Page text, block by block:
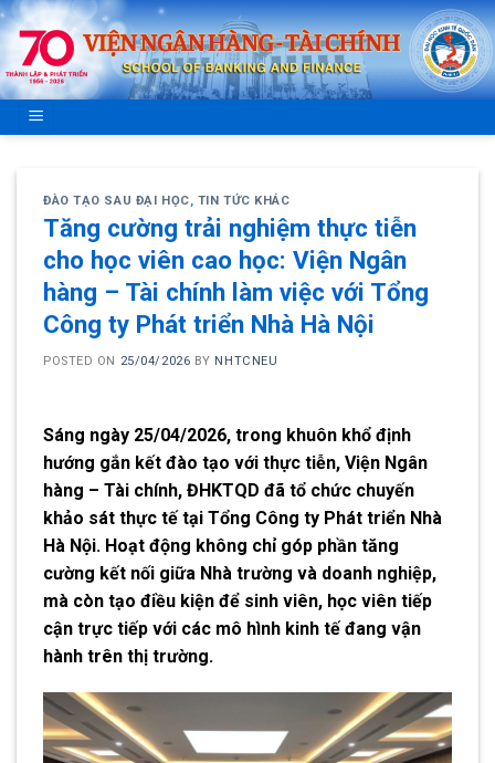
Skip
content
ĐÀO TẠO SAU ĐẠI HỌC, TIN TỨC KHÁC
Tăng cường trải nghiệm thực tiễn
cho học viên cao học: Viện Ngân
hàng – Tài chính làm việc với Tổng
Công ty Phát triển Nhà Hà Nội
POSTED ON 25/04/2026 BY NHTCNEU
Sáng ngày 25/04/2026, trong khuôn khổ định
hướng gắn kết đào tạo với thực tiễn, Viện Ngân
hàng – Tài chính, ĐHKTQD đã tổ chức chuyến
khảo sát thực tế tại Tổng Công ty Phát triển Nhà
Hà Nội. Hoạt động không chỉ góp phần tăng
cường kết nối giữa Nhà trường và doanh nghiệp,
mà còn tạo điều kiện để sinh viên, học viên tiếp
cận trực tiếp với các mô hình kinh tế đang vận
hành trên thị trường.